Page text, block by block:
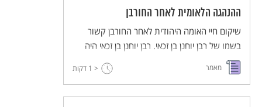
ההנהגה הלאומית לאחר החורבן
שיקום חיי האומה היהודית לאחר החורבן קשור
בשמו של רבן יוחנן בן זכאי. רבן יוחנן בן זכאי היה
מגדולי חכמי הפרושים בירושלים לפני החורבן ועזב
את העיר בזמן המצור. ביבנה, ששימשה מקום ריכוז
מאמר < 1 דקות